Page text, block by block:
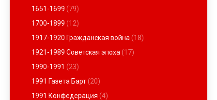
1651-1699 (79)
1700-1899 (12)
1917-1920 Гражданская война (18)
1921-1989 Советская эпоха (17)
1990-1991 (23)
1991 Газета Барт(20)
1991 Конфедерация (4)